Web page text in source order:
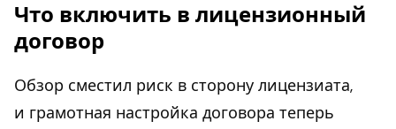
Что включить в лицензионный
договор
Обзор сместил риск в сторону лицензиата,
и грамотная настройка договора теперь